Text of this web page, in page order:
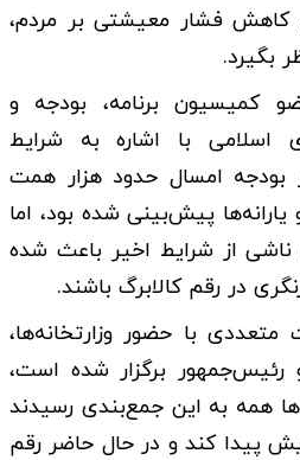
کاهش فشار معیشتی بر مردم،
بگیرد.
کمیسیون برنامه، بودجه و
با اشاره به شرایط
امسال حدود هزار همت
یارانه‌ها پیش‌بینی شده بود، اما
ناشی از شرایط اخیر باعث شده
در رقم کالابرگ باشند.
با حضور وزارتخانه‌ها،
رئیس‌جمهور برگزار شده است،
همه به این جمع‌بندی رسیدند
پیدا کند و در حال حاضر رقم